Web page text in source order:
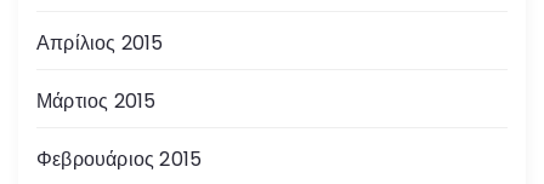
Απρίλιος 2015
Μάρτιος 2015
Φεβρουάριος 2015